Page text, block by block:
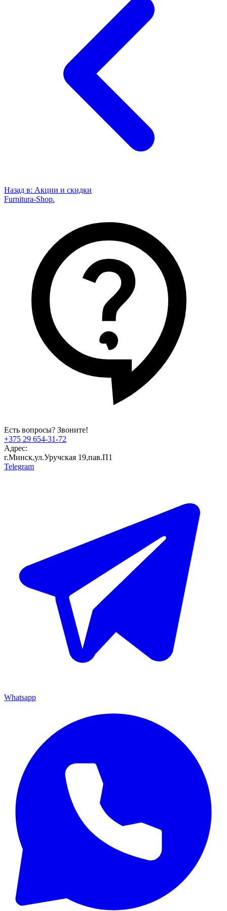
Назад в: Акции и скидки
Furnitura-Shop.
Есть вопросы? Звоните!
+375 29 654-31-72
Адрес:
г.Минск,ул.Уручская 19,пав.П1
Telegram
Whatsapp